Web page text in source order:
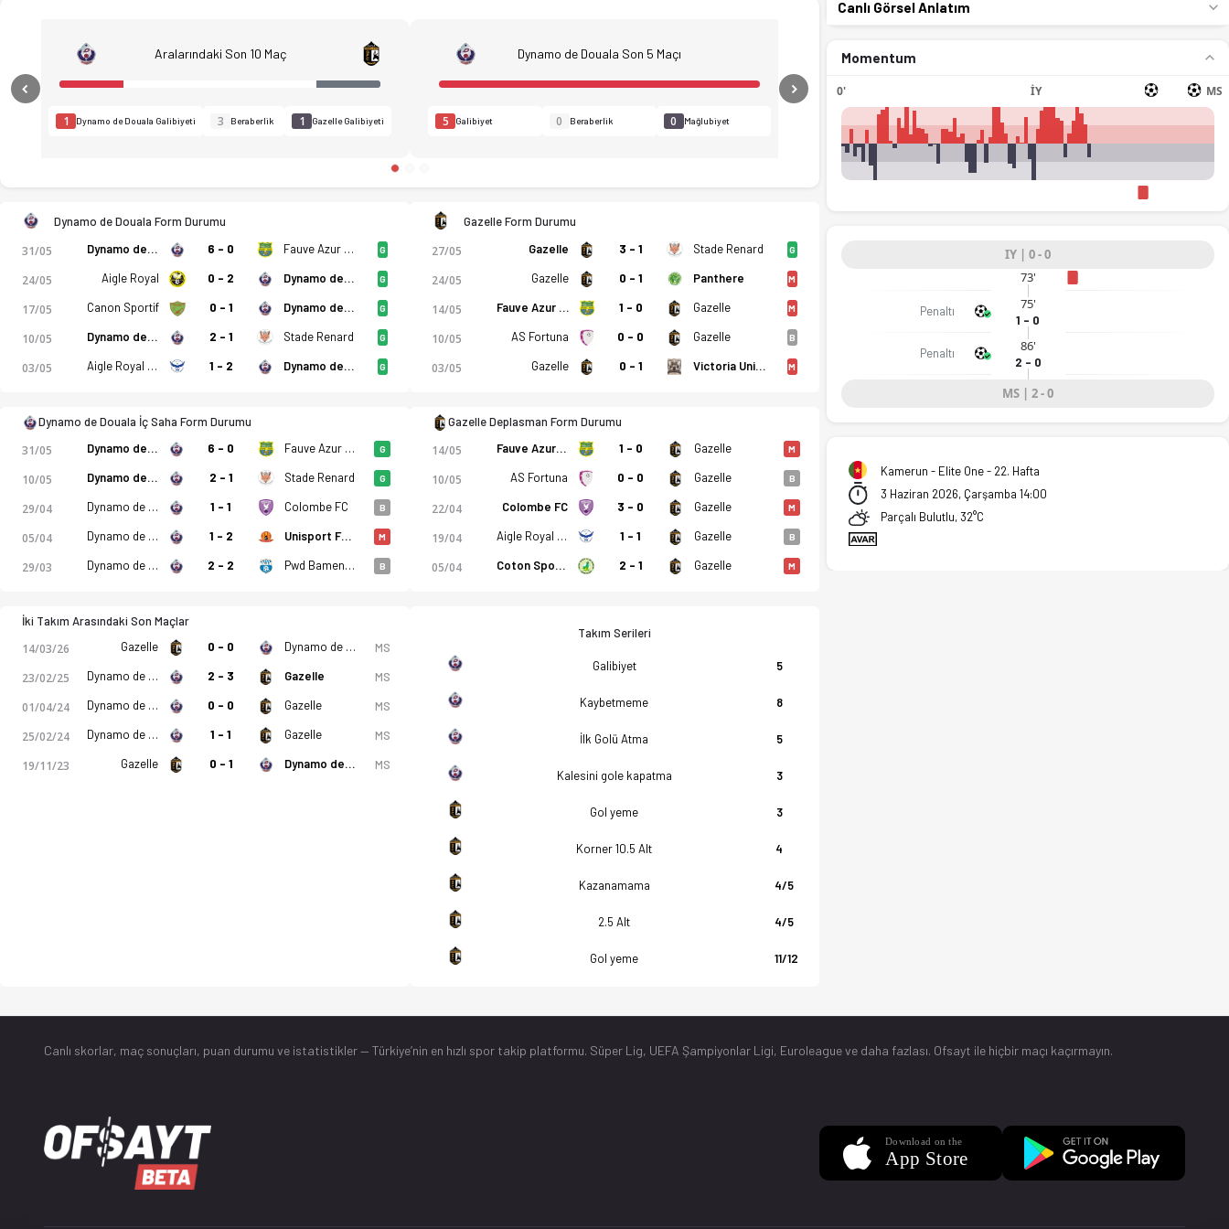
Dynamo de Douala - Gazelle FA de Garoua 2-0 bitti. Gol anları, kadro, istatistikler, puan durumu ve iddaa oranları Ofsayt'ta. (03.06.2026)
Aralarındaki Son 10 Maç
1 Dynamo de Douala Galibiyeti 3 Beraberlik 1 Gazelle Galibiyeti
Dynamo de Douala Son 5 Maçı
5 Galibiyet 0 Beraberlik 0 Mağlubiyet
Previous Next
Dynamo de Douala Form Durumu
31/05 Dynamo de Douala 6 - 0 Fauve Azur Elite G
24/05 Aigle Royal 0 - 2 Dynamo de Douala G
17/05 Canon Sportif 0 - 1 Dynamo de Douala G
10/05 Dynamo de Douala 2 - 1 Stade Renard G
03/05 Aigle Royal Du Moungo 1 - 2 Dynamo de Douala G
Gazelle Form Durumu
27/05 Gazelle 3 - 1 Stade Renard G
24/05 Gazelle 0 - 1 Panthere M
14/05 Fauve Azur Elite 1 - 0 Gazelle M
10/05 AS Fortuna 0 - 0 Gazelle B
03/05 Gazelle 0 - 1 Victoria United Limbe M
Dynamo de Douala İç Saha Form Durumu
31/05 Dynamo de Douala 6 - 0 Fauve Azur Elite G
10/05 Dynamo de Douala 2 - 1 Stade Renard G
29/04 Dynamo de Douala 1 - 1 Colombe FC B
05/04 Dynamo de Douala 1 - 2 Unisport FC de Bafang M
29/03 Dynamo de Douala 2 - 2 Pwd Bamenda B
Gazelle Deplasman Form Durumu
14/05 Fauve Azur Elite 1 - 0 Gazelle M
10/05 AS Fortuna 0 - 0 Gazelle B
22/04 Colombe FC 3 - 0 Gazelle M
19/04 Aigle Royal Du Moungo 1 - 1 Gazelle B
05/04 Coton Sport de Garoua 2 - 1 Gazelle M
İki Takım Arasındaki Son Maçlar
14/03/26 Gazelle 0 - 0 Dynamo de Douala MS
23/02/25 Dynamo de Douala 2 - 3 Gazelle MS
01/04/24 Dynamo de Douala 0 - 0 Gazelle MS
25/02/24 Dynamo de Douala 1 - 1 Gazelle MS
19/11/23 Gazelle 0 - 1 Dynamo de Douala MS
Takım Serileri
Galibiyet 5
Kaybetmeme 8
İlk Golü Atma 5
Kalesini gole kapatma 3
Gol yeme 3
Korner 10.5 Alt 4
Kazanamama 4/5
2.5 Alt 4/5
Gol yeme 11/12
Canlı Görsel Anlatım
Momentum
0' İY MS
IY | 0 - 0
73'
Penaltı 75'
1 - 0
Penaltı 86'
2 - 0
MS | 2 - 0
Kamerun - Elite One - 22. Hafta
3 Haziran 2026, Çarşamba 14:00
Parçalı Bulutlu, 32°C
Canlı skorlar, maç sonuçları, puan durumu ve istatistikler — Türkiye’nin en hızlı spor takip platformu. Süper Lig, UEFA Şampiyonlar Ligi, Euroleague ve daha fazlası. Ofsayt ile hiçbir maçı kaçırmayın.